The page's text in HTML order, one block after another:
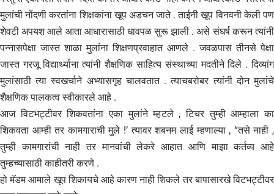
मुलांची नोंदणी करतांना शिक्षकांना खूप अडचन जाते . ताईनी खूप विनवनी केली पण
शेवटी अपयश आले आता आधारासाठी धावपळ सुरू झाली . असे संघर्ष करून त्यांनी
पन्नासपेक्षा जास्त शाळा मुलांना शिक्षणप्रवाहात आणले . जवळपास तीनसे पेक्षा
जास्त गरजू विद्यार्थ्याना त्यांनी शैक्षणिक साहित्य संस्थाच्या मदतीने दिले . दिव्यांग
मुलांसाठी त्या स्वखर्चाने अभ्यासगृह चालवतात . त्याचबरोबर त्यांनी दोन मुलांचे
शैक्षणिक पालकत्व स्वीकारले आहे .
आज विटभट्टीवर शिकवतांना एका मुलांने म्हटले , टिचर तुम्ही आम्हाला का
शिकवता आम्ही तर कामगाराची मुले !’ त्यावर शबनम लाई म्हणाल्या , “तसे नाही ,
तुम्ही कामगारांची नाही तर मानवांची लेकरे आहात आणि माझा कर्तव्य आहे
तुम्हच्यासाठी काहीतरी करणे .
हो मॅडम आमाले खूप शिकायचे आहे कारण नाही शिकले तर बापासारखे विटभट्टीवर